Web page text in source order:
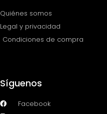
Quiénes somos
Legal y privacidad
Condiciones de compra
Síguenos
Facebook